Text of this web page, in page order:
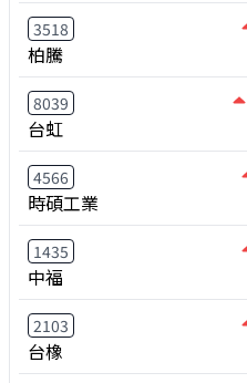
3518
柏騰
8039
台虹
4566
時碩工業
1435
中福
2103
台橡